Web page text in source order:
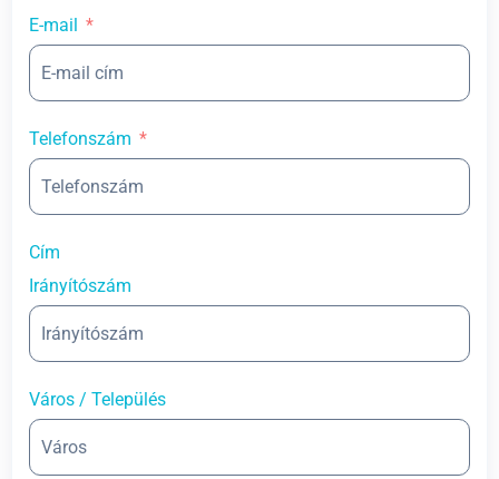
E-mail
Telefonszám
Cím
Irányítószám
Város / Település